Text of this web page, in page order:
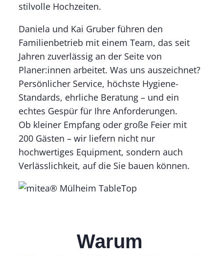
stilvolle Hochzeiten.
Daniela und Kai Gruber führen den
Familienbetrieb mit einem Team, das seit
Jahren zuverlässig an der Seite von
Planer:innen arbeitet. Was uns auszeichnet?
Persönlicher Service, höchste Hygiene-
Standards, ehrliche Beratung – und ein
echtes Gespür für Ihre Anforderungen.
Ob kleiner Empfang oder große Feier mit
200 Gästen – wir liefern nicht nur
hochwertiges Equipment, sondern auch
Verlässlichkeit, auf die Sie bauen können.
Warum